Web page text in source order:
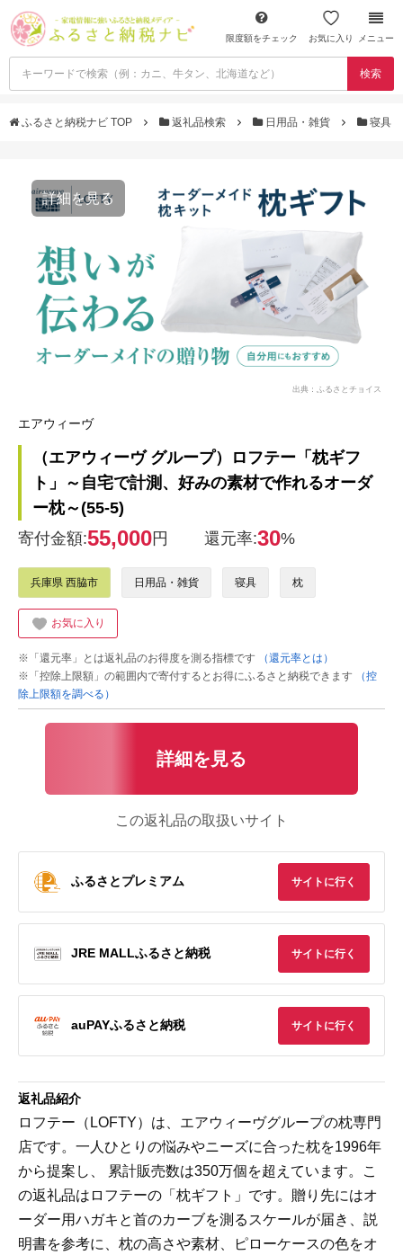
限度額をチェック お気に入り メニュー
検索
ふるさと納税ナビ TOP 返礼品検索 日用品・雑貨 寝具
詳細を見る
出典：ふるさとチョイス
エアウィーヴ
（エアウィーヴ グループ）ロフテー「枕ギフ
ト」～自宅で計測、好みの素材で作れるオーダ
ー枕～(55-5)
寄付金額:55,000円 還元率:30%
兵庫県 西脇市 日用品・雑貨 寝具 枕
お気に入り
※「還元率」とは返礼品のお得度を測る指標です
（還元率とは）
※「控除上限額」の範囲内で寄付するとお得にふるさと納税できます
（控
除上限額を調べる）
詳細を見る
この返礼品の取扱いサイト
ふるさとプレミアム サイトに行く
JRE MALLふるさと納税 サイトに行く
auPAYふるさと納税 サイトに行く
返礼品紹介
ロフテー（LOFTY）は、エアウィーヴグループの枕専門
店です。一人ひとりの悩みやニーズに合った枕を1996年
から提案し、 累計販売数は350万個を超えています。こ
の返礼品はロフテーの「枕ギフト」です。贈り先にはオ
ーダー用ハガキと首のカーブを測るスケールが届き、説
明書を参考に、枕の高さや素材、ピローケースの色をオ